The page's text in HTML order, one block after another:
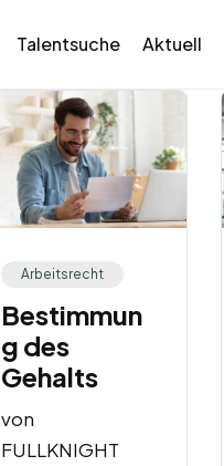
Talentsuche Aktuell
Arbeitsrecht
Bestimmun
g des
Gehalts
von
FULLKNIGHT